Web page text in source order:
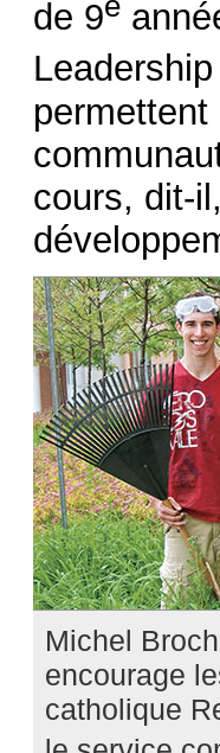
de 9
cours, dit-
Michel
encourage
catholique